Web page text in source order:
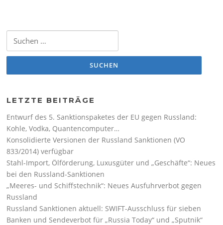
Suchen nach:
LETZTE BEITRÄGE
Entwurf des 5. Sanktionspaketes der EU gegen Russland:
Kohle, Vodka, Quantencomputer…
Konsolidierte Versionen der Russland Sanktionen (VO
833/2014) verfügbar
Stahl-Import, Ölförderung, Luxusgüter und „Geschäfte“: Neues
bei den Russland-Sanktionen
„Meeres- und Schiffstechnik“: Neues Ausfuhrverbot gegen
Russland
Russland Sanktionen aktuell: SWIFT-Ausschluss für sieben
Banken und Sendeverbot für „Russia Today“ und „Sputnik“